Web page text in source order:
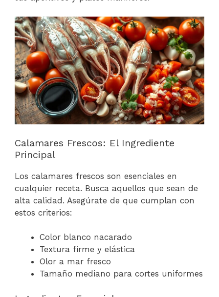
Calamares Frescos: El Ingrediente
Principal
Los calamares frescos son esenciales en
cualquier receta. Busca aquellos que sean de
alta calidad. Asegúrate de que cumplan con
estos criterios:
Color blanco nacarado
Textura firme y elástica
Olor a mar fresco
Tamaño mediano para cortes uniformes